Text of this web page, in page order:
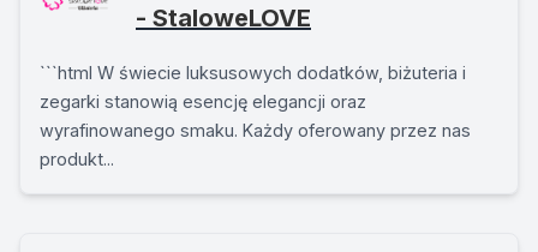
- StaloweLOVE
```html W świecie luksusowych dodatków, biżuteria i
zegarki stanowią esencję elegancji oraz
wyrafinowanego smaku. Każdy oferowany przez nas
produkt...